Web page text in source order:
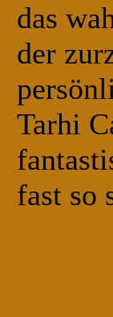
das
der
Tarhi
fast so